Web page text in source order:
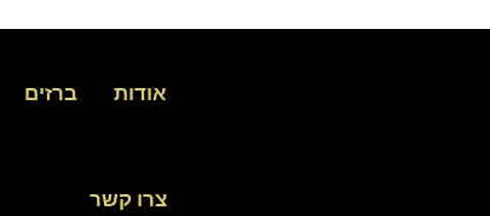
אודות ברזים
צרו קשר